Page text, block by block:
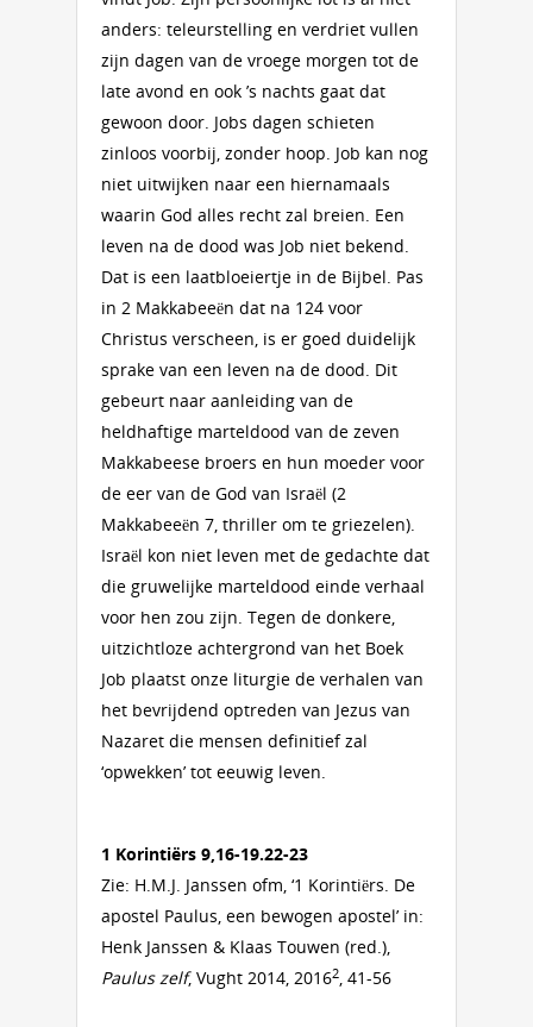
anders: teleurstelling en verdriet vullen
zijn dagen van de vroege morgen tot de
late avond en ook ’s nachts gaat dat
gewoon door. Jobs dagen schieten
zinloos voorbij, zonder hoop. Job kan nog
niet uitwijken naar een hiernamaals
waarin God alles recht zal breien. Een
leven na de dood was Job niet bekend.
Dat is een laatbloeiertje in de Bijbel. Pas
in 2 Makkabeeën dat na 124 voor
Christus verscheen, is er goed duidelijk
sprake van een leven na de dood. Dit
gebeurt naar aanleiding van de
heldhaftige marteldood van de zeven
Makkabeese broers en hun moeder voor
de eer van de God van Israël (2
Makkabeeën 7, thriller om te griezelen).
Israël kon niet leven met de gedachte dat
die gruwelijke marteldood einde verhaal
voor hen zou zijn. Tegen de donkere,
uitzichtloze achtergrond van het Boek
Job plaatst onze liturgie de verhalen van
het bevrijdend optreden van Jezus van
Nazaret die mensen definitief zal
‘opwekken’ tot eeuwig leven.
1 Korintiërs 9,16-19.22-23
Zie: H.M.J. Janssen ofm, ‘1 Korintiërs. De
apostel Paulus, een bewogen apostel’ in:
Henk Janssen & Klaas Touwen (red.),
Paulus zelf, Vught 2014, 20162, 41-56